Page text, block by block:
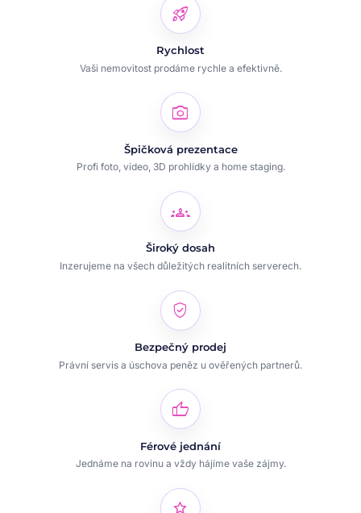
rocket_launch
Rychlost
Vaši nemovitost prodáme rychle a efektivně.
photo_camera
Špičková prezentace
Profi foto, video, 3D prohlídky a home staging.
groups
Široký dosah
Inzerujeme na všech důležitých realitních serverech.
verified_user
Bezpečný prodej
Právní servis a úschova peněz u ověřených partnerů.
thumb_up
Férové jednání
Jednáme na rovinu a vždy hájíme vaše zájmy.